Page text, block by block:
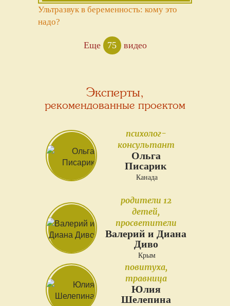
Ультразвук в беременность: кому это
надо?
Еще 75 видео
Эксперты,
рекомендованные проектом
психолог-
консультант
Ольга
Писарик
Канада
родители 12
детей,
просветители
Валерий и Диана
Диво
Крым
повитуха,
травница
Юлия
Шелепина